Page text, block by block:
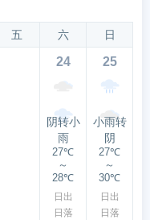
五 六 日
24
阴转小
雨
27℃
～
28℃
日出
日落
25
小雨转
阴
27℃
～
30℃
日出
日落